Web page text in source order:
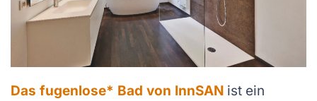
Das fugenlose* Bad von InnSAN ist ein